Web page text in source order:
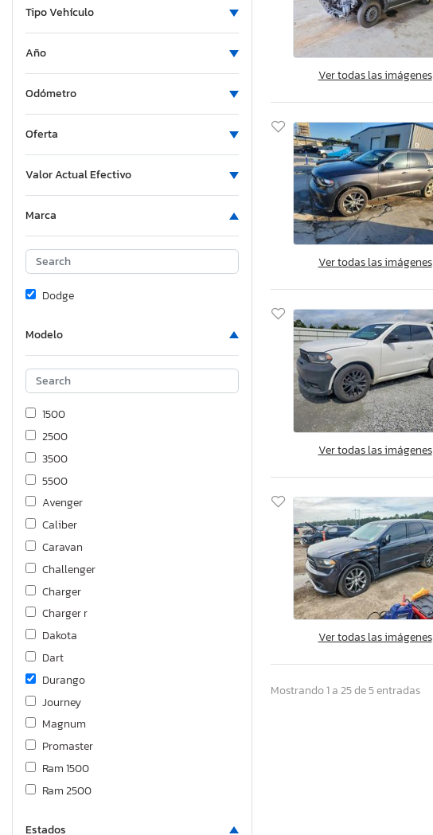
Tipo Vehículo
Año
Odómetro
Oferta
Valor Actual Efectivo
Marca
Dodge
Modelo
1500
2500
3500
5500
Avenger
Caliber
Caravan
Challenger
Charger
Charger r
Dakota
Dart
Durango
Journey
Magnum
Promaster
Ram 1500
Ram 2500
Estados
Ver todas las imágenes
Ver todas las imágenes
Ver todas las imágenes
Ver todas las imágenes
Mostrando 1 a 25 de 5 entradas